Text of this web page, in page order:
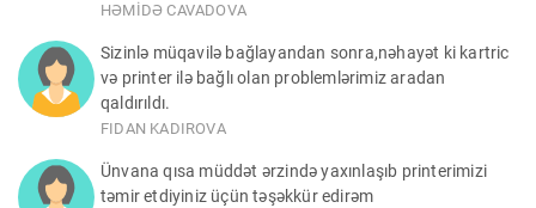
HƏMİDƏ CAVADOVA
Sizinlə müqavilə bağlayandan sonra,nəhayət ki kartric
və printer ilə bağlı olan problemlərimiz aradan
qaldırıldı.
FIDAN KADIROVA
Ünvana qısa müddət ərzində yaxınlaşıb printerimizi
təmir etdiyiniz üçün təşəkkür edirəm